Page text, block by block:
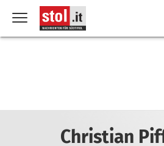
Christian